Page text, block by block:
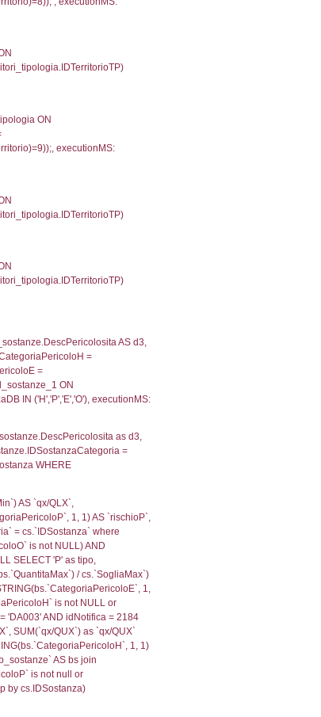
el_province.IstRegione =
= 682 ) AND
JOIN cod_territori_tipologia ON
=
ON
=
f_territori_limitrofi INNER JOIN
executionMS:
ON
=
f_territori_limitrofi INNER JOIN
AND
executionMS:
f_territori_limitrofi INNER JOIN